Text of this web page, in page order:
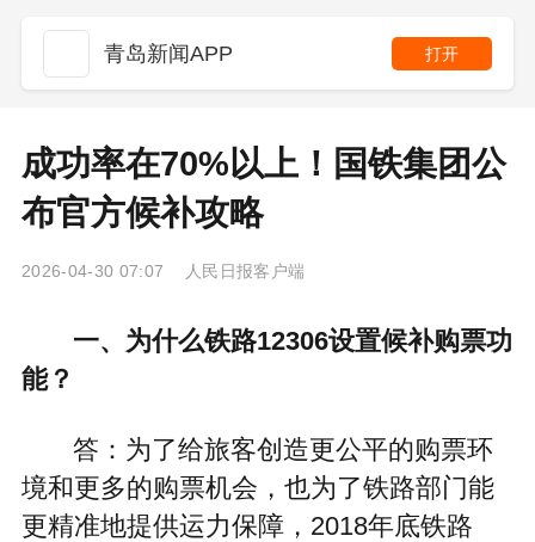
青岛新闻APP 打开
成功率在70%以上！国铁集团公
布官方候补攻略
2026-04-30 07:07 人民日报客户端
一、为什么铁路12306设置候补购票功
能？
答：为了给旅客创造更公平的购票环
境和更多的购票机会，也为了铁路部门能
更精准地提供运力保障，2018年底铁路